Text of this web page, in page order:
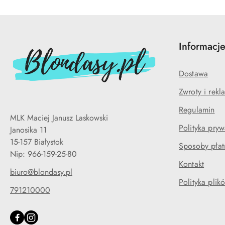
MLK Maciej Janusz Laskowski
Janosika 11
15-157 Białystok
Nip: 966-159-25-80
biuro@blondasy.pl
791210000
Informacje
Dostawa
Zwroty i
Regulamin
Polityka
Sposoby
Kontakt
Polityka